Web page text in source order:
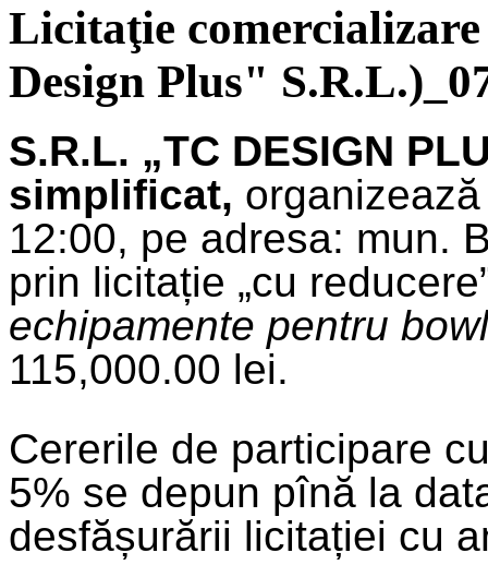
Licitaţie
Design Plus"
S.R.L. „TC DESIGN
simplificat,
12:00, pe adresa: mun.
prin licitație „cu
echipamente pentru
115,000.00 lei.
Cererile de participare
5% se depun pînă la
desfășurării licitației cu